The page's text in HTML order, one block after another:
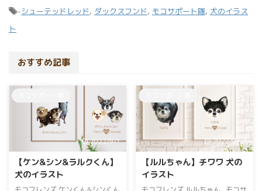
-シューテッドレッド, ダックスフンド, モコサポート隊, 犬のイラス
ト
おすすめ記事
2022/9/1
【ケン&シン&ラルクくん】
犬のイラスト
2022/8/31
【ルルちゃん】チワワ 犬の
イラスト